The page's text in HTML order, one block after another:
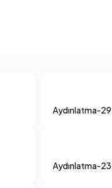
Aydınlatma-29
Aydınlatma-23